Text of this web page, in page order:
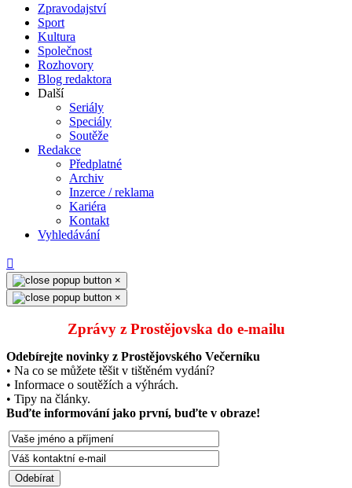
Zpravodajství
Sport
Kultura
Společnost
Rozhovory
Blog redaktora
Další
Seriály
Speciály
Soutěže
Redakce
Předplatné
Archiv
Inzerce / reklama
Kariéra
Kontakt
Vyhledávání
×
×
Zprávy z Prostějovska do e‑mailu
Odebírejte novinky z Prostějovského Večerníku
• Na co se můžete těšit v tištěném vydání?
• Informace o soutěžích a výhrách.
• Tipy na články.
Buďte informování jako první, buďte v obraze!